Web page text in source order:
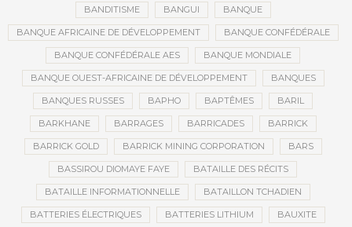
BANDITISME BANGUI BANQUE
BANQUE AFRICAINE DE DÉVELOPPEMENT BANQUE CONFÉDÉRALE
BANQUE CONFÉDÉRALE AES BANQUE MONDIALE
BANQUE OUEST-AFRICAINE DE DÉVELOPPEMENT BANQUES
BANQUES RUSSES BAPHO BAPTÊMES BARIL
BARKHANE BARRAGES BARRICADES BARRICK
BARRICK GOLD BARRICK MINING CORPORATION BARS
BASSIROU DIOMAYE FAYE BATAILLE DES RÉCITS
BATAILLE INFORMATIONNELLE BATAILLON TCHADIEN
BATTERIES ÉLECTRIQUES BATTERIES LITHIUM BAUXITE